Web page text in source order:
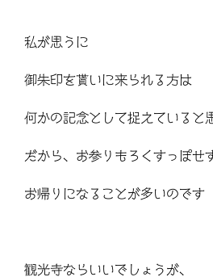
私が思うに
御朱印を貰いに来られる方は
何かの記念として捉えていると
だから、お参りもろくすっぽせ
お帰りになることが多いのです
観光寺ならいいでしょうが、